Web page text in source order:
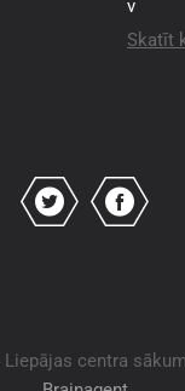
v
Skatīt
centra